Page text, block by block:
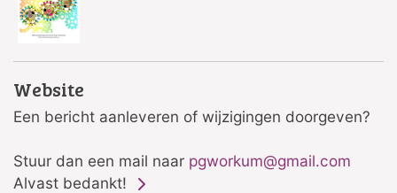
Website
Een bericht aanleveren of wijzigingen doorgeven?
Stuur dan een mail naar pgworkum@gmail.com
Alvast bedankt!